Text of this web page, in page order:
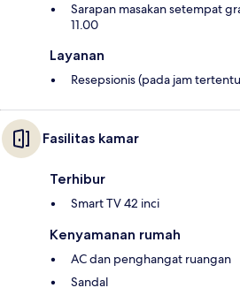
Sarapan masakan setempat
11.00
Layanan
Resepsionis (pada jam
Fasilitas kamar
Terhibur
Smart TV 42 inci
Kenyamanan rumah
AC dan penghangat ruangan
Sandal